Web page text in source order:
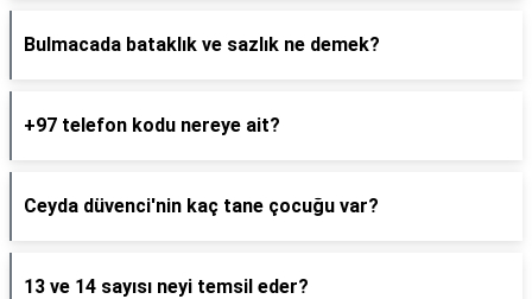
Bulmacada bataklık ve sazlık ne demek?
+97 telefon kodu nereye ait?
Ceyda düvenci'nin kaç tane çocuğu var?
13 ve 14 sayısı neyi temsil eder?